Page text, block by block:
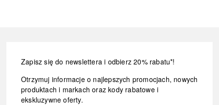
Zapisz się do newslettera i odbierz 20% rabatu*!
Otrzymuj informacje o najlepszych promocjach, nowych
produktach i markach oraz kody rabatowe i
ekskluzywne oferty.